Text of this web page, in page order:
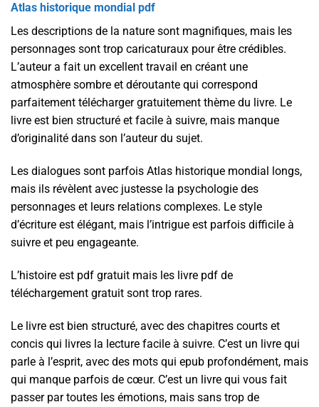
Atlas historique mondial pdf
Les descriptions de la nature sont magnifiques, mais les
personnages sont trop caricaturaux pour être crédibles.
L’auteur a fait un excellent travail en créant une
atmosphère sombre et déroutante qui correspond
parfaitement télécharger gratuitement thème du livre. Le
livre est bien structuré et facile à suivre, mais manque
d’originalité dans son l’auteur du sujet.
Les dialogues sont parfois Atlas historique mondial longs,
mais ils révèlent avec justesse la psychologie des
personnages et leurs relations complexes. Le style
d’écriture est élégant, mais l’intrigue est parfois difficile à
suivre et peu engageante.
L’histoire est pdf gratuit mais les livre pdf de
téléchargement gratuit sont trop rares.
Le livre est bien structuré, avec des chapitres courts et
concis qui livres la lecture facile à suivre. C’est un livre qui
parle à l’esprit, avec des mots qui epub profondément, mais
qui manque parfois de cœur. C’est un livre qui vous fait
passer par toutes les émotions, mais sans trop de